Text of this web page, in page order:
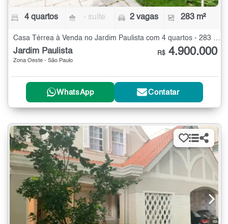
4 quartos - suíte 2 vagas 283 m²
Casa Térrea à Venda no Jardim Paulista com 4 quartos - 283 m²
Jardim Paulista
Zona Oeste - São Paulo
R$ 4.900.000
WhatsApp Contatar